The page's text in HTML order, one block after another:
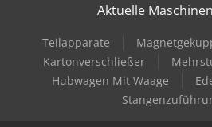
Aktuelle
Teilapparate
Kartonverschließer
Hubwagen Mit Waage